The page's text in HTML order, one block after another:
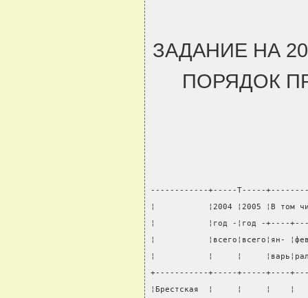
ЗАДАНИЕ НА
ПОРЯДОК
------------+-----T-----
¦           ¦2004 ¦2005 ¦В
¦           ¦год -¦год -+----
¦           ¦всего¦всего¦ян-
¦           ¦     ¦     ¦варь¦раль¦
+-----------+-----+-----+----
¦Брестская  ¦     ¦     ¦